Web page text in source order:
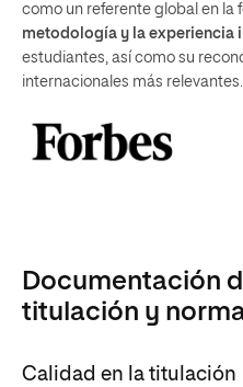
como un referente global en la
metodología y la experiencia
estudiantes, así como su
internacionales más relevantes.
Documentación
titulación y
Calidad en la titulación